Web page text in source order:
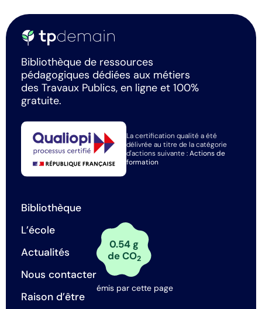
Bibliothèque de ressources
pédagogiques dédiées aux métiers
des Travaux Publics, en ligne et 100%
gratuite.
La certification qualité a été
délivrée au titre de la catégorie
d'actions suivante :Actions de
formation
Bibliothèque
L’école
Actualités
Nous contacter
Raison d’être
0.54 g
de CO2
émis par cette page